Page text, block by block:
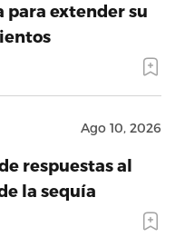
para extender su
Ago 10, 2026
respuestas al
la sequía